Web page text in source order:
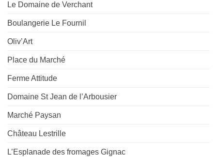
Le Domaine de Verchant
Boulangerie Le Fournil
Oliv’Art
Place du Marché
Ferme Attitude
Domaine St Jean de l’Arbousier
Marché Paysan
Château Lestrille
L’Esplanade des fromages Gignac